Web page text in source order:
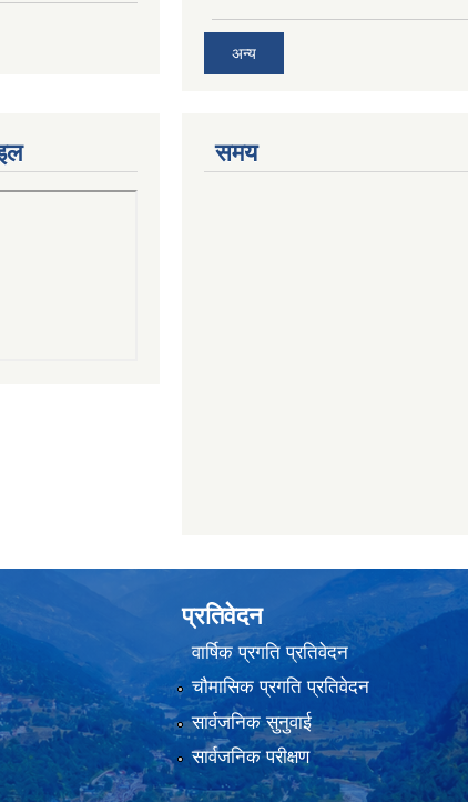
अन्य
समय
प्रतिवेदन
वार्षिक प्रगति प्रतिवेदन
चौमासिक प्रगति प्रतिवेदन
सार्वजनिक सुनुवाई
सार्वजनिक परीक्षण